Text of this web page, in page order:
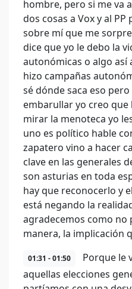
hombre, pero si me va
dos cosas a Vox y al
sobre mí que me
dice que yo le debo la
autonómicas o algo así
hizo campañas
sé dónde saca eso
embarullar yo creo que
mirar la menoteca yo
uno es político hable
zapatero vino a hacer
clave en las generales
son asturias en toda
hay que reconocerlo y
está negando la
agradecemos como no
manera, la implicación
01:31 - 01:50
Porque le
aquellas elecciones